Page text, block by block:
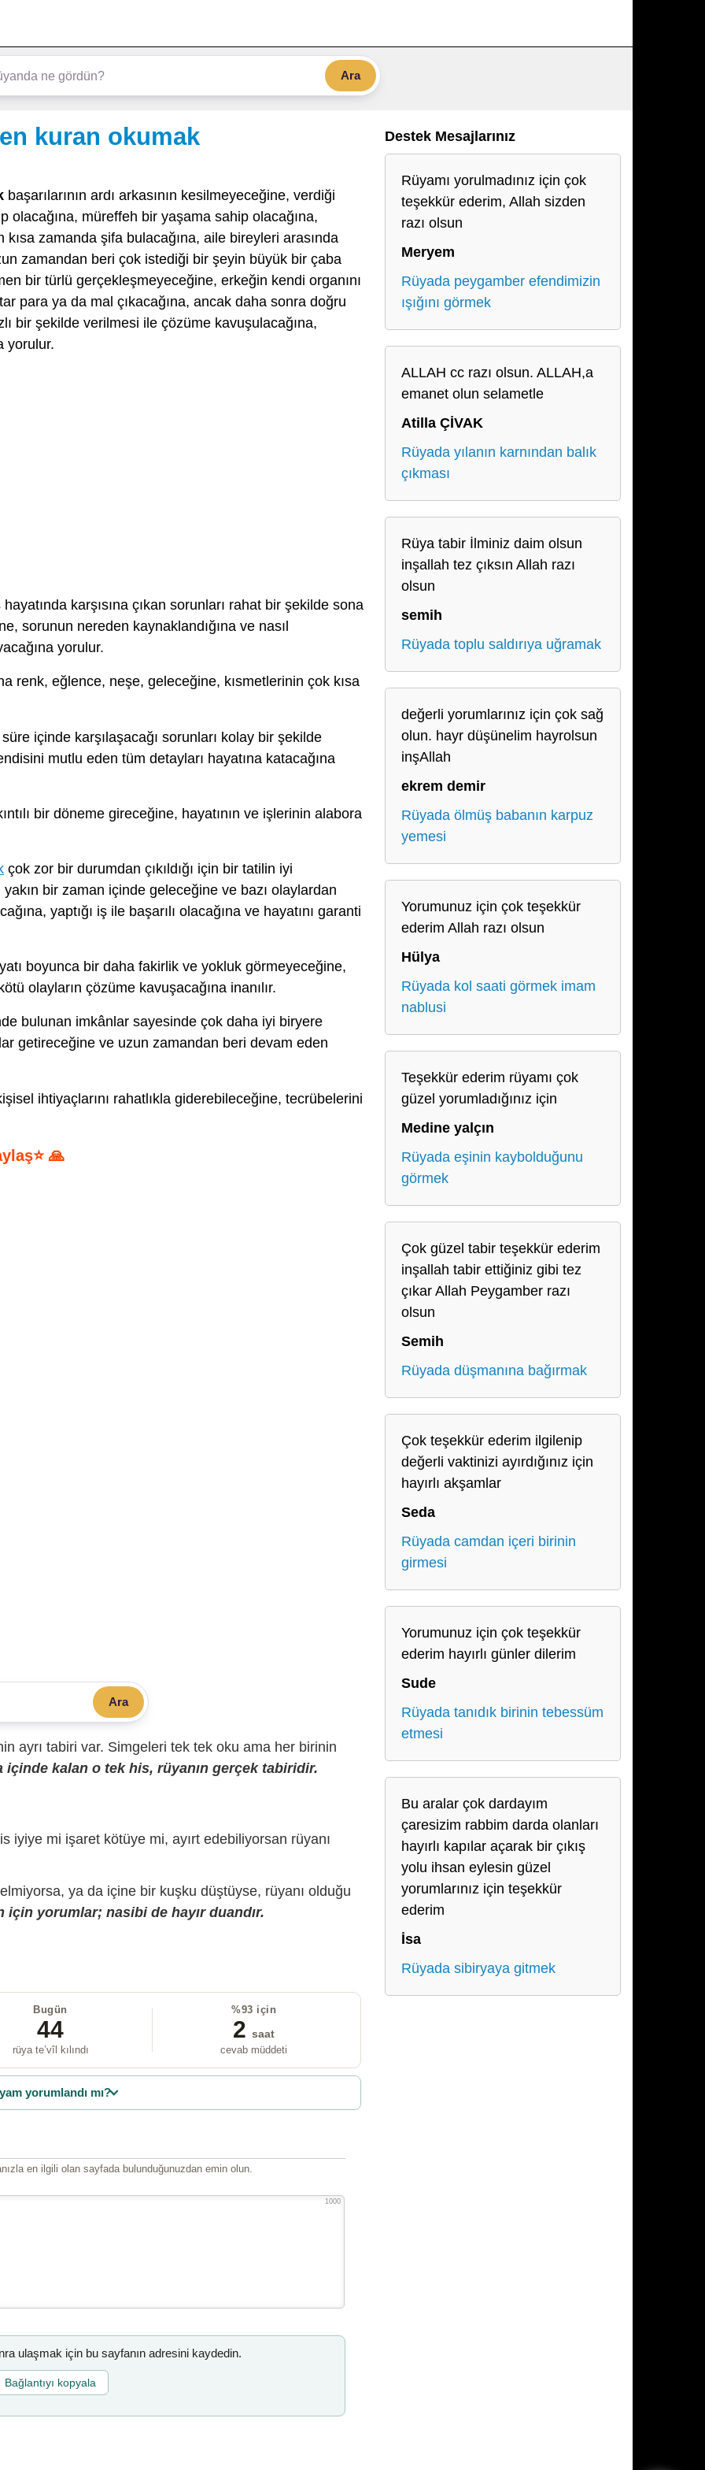
Ara
kuran okumak
başarılarının ardı arkasının kesilmeyeceğine, verdiği
müreffeh bir yaşama sahip olacağına,
zamanda şifa bulacağına, aile bireyleri arasında
zamandan beri çok istediği bir şeyin büyük bir çaba
bir türlü gerçekleşmeyeceğine, erkeğin kendi organını
para ya da mal çıkacağına, ancak daha sonra doğru
bir şekilde verilmesi ile çözüme kavuşulacağına,
yorulur.
hayatında karşısına çıkan sorunları rahat bir şekilde sona
sorunun nereden kaynaklandığına ve nasıl
yorulur.
renk, eğlence, neşe, geleceğine, kısmetlerinin çok kısa
süre içinde karşılaşacağı sorunları kolay bir şekilde
mutlu eden tüm detayları hayatına katacağına
bir döneme gireceğine, hayatının ve işlerinin alabora
çok zor bir durumdan çıkıldığı için bir tatilin iyi
bir zaman içinde geleceğine ve bazı olaylardan
yaptığı iş ile başarılı olacağına ve hayatını garanti
boyunca bir daha fakirlik ve yokluk görmeyeceğine,
olayların çözüme kavuşacağına inanılır.
bulunan imkânlar sayesinde çok daha iyi biryere
getireceğine ve uzun zamandan beri devam eden
ihtiyaçlarını rahatlıkla giderebileceğine, tecrübelerini
🙏
Ara
ayrı tabiri var. Simgeleri tek tek oku ama her birinin
içinde kalan o tek his, rüyanın gerçek tabiridir.
iyiye mi işaret kötüye mi, ayırt edebiliyorsan rüyanı
ya da içine bir kuşku düştüyse, rüyanı olduğu
yorumlar; nasibi de hayır duandır.
Bugün
44
rüya te’vîl kılındı
%93 için
2 saat
cevab müddeti
yorumlandı mı?
en ilgili olan sayfada bulunduğunuzdan emin olun.
1000
ulaşmak için bu sayfanın adresini kaydedin.
Bağlantıyı kopyala
Destek Mesajlarınız
Rüyamı yorulmadınız için çok
teşekkür ederim, Allah sizden
razı olsun
Meryem
Rüyada peygamber efendimizin
ışığını görmek
ALLAH cc razı olsun. ALLAH,a
emanet olun selametle
Atilla ÇİVAK
Rüyada yılanın karnından balık
çıkması
Rüya tabir İlminiz daim olsun
inşallah tez çıksın Allah razı
olsun
semih
Rüyada toplu saldırıya uğramak
değerli yorumlarınız için çok sağ
olun. hayr düşünelim hayrolsun
inşAllah
ekrem demir
Rüyada ölmüş babanın karpuz
yemesi
Yorumunuz için çok teşekkür
ederim Allah razı olsun
Hülya
Rüyada kol saati görmek imam
nablusi
Teşekkür ederim rüyamı çok
güzel yorumladığınız için
Medine yalçın
Rüyada eşinin kaybolduğunu
görmek
Çok güzel tabir teşekkür ederim
inşallah tabir ettiğiniz gibi tez
çıkar Allah Peygamber razı
olsun
Semih
Rüyada düşmanına bağırmak
Çok teşekkür ederim ilgilenip
değerli vaktinizi ayırdığınız için
hayırlı akşamlar
Seda
Rüyada camdan içeri birinin
girmesi
Yorumunuz için çok teşekkür
ederim hayırlı günler dilerim
Sude
Rüyada tanıdık birinin tebessüm
etmesi
Bu aralar çok dardayım
çaresizim rabbim darda olanları
hayırlı kapılar açarak bir çıkış
yolu ihsan eylesin güzel
yorumlarınız için teşekkür
ederim
İsa
Rüyada sibiryaya gitmek